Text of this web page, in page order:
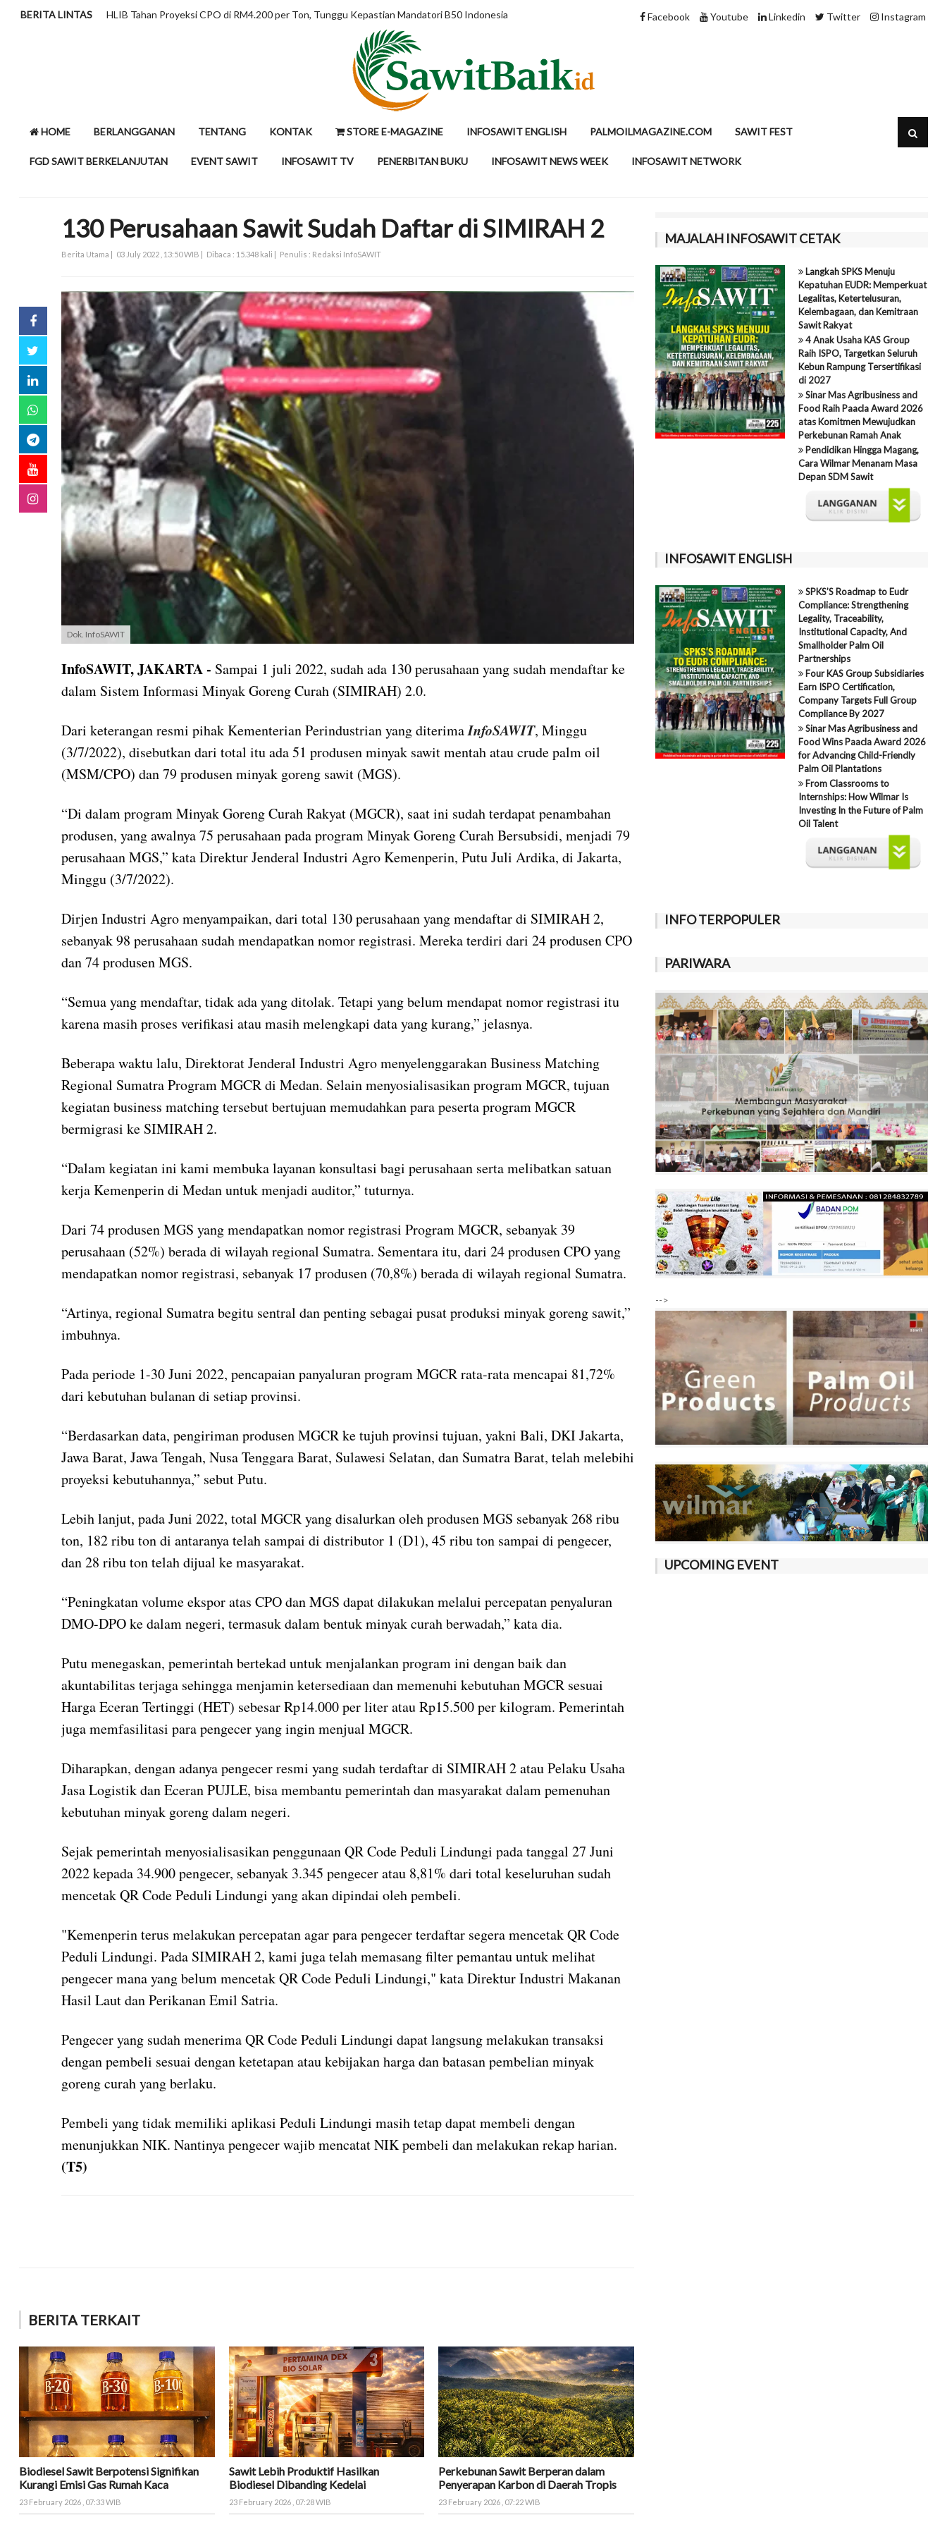
BERITA LINTAS Minyak Sawit dan Kolesterol, Meluruskan Persepsi dengan Data Speciality Fats Sawit, Rahasia di Balik Produk Pangan
Instagram
Twitter
Linkedin
Youtube
Facebook
HOME BERLANGGANAN TENTANG KONTAK STORE E-MAGAZINE INFOSAWIT ENGLISH PALMOILMAGAZINE.COM SAWIT FEST
FGD SAWIT BERKELANJUTAN EVENT SAWIT INFOSAWIT TV PENERBITAN BUKU INFOSAWIT NEWS WEEK INFOSAWIT NETWORK
130 Perusahaan Sawit Sudah Daftar di SIMIRAH 2
Berita Utama | 03 July 2022 , 13:50 WIB | Dibaca : 15.348 kali | Penulis : Redaksi InfoSAWIT
Dok. InfoSAWIT
InfoSAWIT, JAKARTA - Sampai 1 juli 2022, sudah ada 130 perusahaan yang sudah mendaftar ke
dalam Sistem Informasi Minyak Goreng Curah (SIMIRAH) 2.0.
Dari keterangan resmi pihak Kementerian Perindustrian yang diterimaInfoSAWIT, Minggu
(3/7/2022), disebutkan dari total itu ada 51 produsen minyak sawit mentah atau crude palm oil
(MSM/CPO) dan 79 produsen minyak goreng sawit (MGS).
“Di dalam program Minyak Goreng Curah Rakyat (MGCR), saat ini sudah terdapat penambahan
produsen, yang awalnya 75 perusahaan pada program Minyak Goreng Curah Bersubsidi, menjadi 79
perusahaan MGS,” kata Direktur Jenderal Industri Agro Kemenperin, Putu Juli Ardika, di Jakarta,
Minggu (3/7/2022).
Dirjen Industri Agro menyampaikan, dari total 130 perusahaan yang mendaftar di SIMIRAH 2,
sebanyak 98 perusahaan sudah mendapatkan nomor registrasi. Mereka terdiri dari 24 produsen CPO
dan 74 produsen MGS.
“Semua yang mendaftar, tidak ada yang ditolak. Tetapi yang belum mendapat nomor registrasi itu
karena masih proses verifikasi atau masih melengkapi data yang kurang,” jelasnya.
Beberapa waktu lalu, Direktorat Jenderal Industri Agro menyelenggarakan Business Matching
Regional Sumatra Program MGCR di Medan. Selain menyosialisasikan program MGCR, tujuan
kegiatan business matching tersebut bertujuan memudahkan para peserta program MGCR
bermigrasi ke SIMIRAH 2.
“Dalam kegiatan ini kami membuka layanan konsultasi bagi perusahaan serta melibatkan satuan
kerja Kemenperin di Medan untuk menjadi auditor,” tuturnya.
Dari 74 produsen MGS yang mendapatkan nomor registrasi Program MGCR, sebanyak 39
perusahaan (52%) berada di wilayah regional Sumatra. Sementara itu, dari 24 produsen CPO yang
mendapatkan nomor registrasi, sebanyak 17 produsen (70,8%) berada di wilayah regional Sumatra.
“Artinya, regional Sumatra begitu sentral dan penting sebagai pusat produksi minyak goreng sawit,”
imbuhnya.
Pada periode 1-30 Juni 2022, pencapaian panyaluran program MGCR rata-rata mencapai 81,72%
dari kebutuhan bulanan di setiap provinsi.
“Berdasarkan data, pengiriman produsen MGCR ke tujuh provinsi tujuan, yakni Bali, DKI Jakarta,
Jawa Barat, Jawa Tengah, Nusa Tenggara Barat, Sulawesi Selatan, dan Sumatra Barat, telah melebihi
proyeksi kebutuhannya,” sebut Putu.
Lebih lanjut, pada Juni 2022, total MGCR yang disalurkan oleh produsen MGS sebanyak 268 ribu
ton, 182 ribu ton di antaranya telah sampai di distributor 1 (D1), 45 ribu ton sampai di pengecer,
dan 28 ribu ton telah dijual ke masyarakat.
“Peningkatan volume ekspor atas CPO dan MGS dapat dilakukan melalui percepatan penyaluran
DMO-DPO ke dalam negeri, termasuk dalam bentuk minyak curah berwadah,” kata dia.
Putu menegaskan, pemerintah bertekad untuk menjalankan program ini dengan baik dan
akuntabilitas terjaga sehingga menjamin ketersediaan dan memenuhi kebutuhan MGCR sesuai
Harga Eceran Tertinggi (HET) sebesar Rp14.000 per liter atau Rp15.500 per kilogram. Pemerintah
juga memfasilitasi para pengecer yang ingin menjual MGCR.
Diharapkan, dengan adanya pengecer resmi yang sudah terdaftar di SIMIRAH 2 atau Pelaku Usaha
Jasa Logistik dan Eceran PUJLE, bisa membantu pemerintah dan masyarakat dalam pemenuhan
kebutuhan minyak goreng dalam negeri.
Sejak pemerintah menyosialisasikan penggunaan QR Code Peduli Lindungi pada tanggal 27 Juni
2022 kepada 34.900 pengecer, sebanyak 3.345 pengecer atau 8,81% dari total keseluruhan sudah
mencetak QR Code Peduli Lindungi yang akan dipindai oleh pembeli.
"Kemenperin terus melakukan percepatan agar para pengecer terdaftar segera mencetak QR Code
Peduli Lindungi. Pada SIMIRAH 2, kami juga telah memasang filter pemantau untuk melihat
pengecer mana yang belum mencetak QR Code Peduli Lindungi," kata Direktur Industri Makanan
Hasil Laut dan Perikanan Emil Satria.
Pengecer yang sudah menerima QR Code Peduli Lindungi dapat langsung melakukan transaksi
dengan pembeli sesuai dengan ketetapan atau kebijakan harga dan batasan pembelian minyak
goreng curah yang berlaku.
Pembeli yang tidak memiliki aplikasi Peduli Lindungi masih tetap dapat membeli dengan
menunjukkan NIK. Nantinya pengecer wajib mencatat NIK pembeli dan melakukan rekap harian.
(T5)
BERITA TERKAIT
Biodiesel Sawit Berpotensi Signifikan
Kurangi Emisi Gas Rumah Kaca
23 February 2026 , 07:33 WIB
Sawit Lebih Produktif Hasilkan
Biodiesel Dibanding Kedelai
23 February 2026 , 07:28 WIB
Perkebunan Sawit Berperan dalam
Penyerapan Karbon di Daerah Tropis
23 February 2026 , 07:22 WIB
MAJALAH INFOSAWIT CETAK
Langkah SPKS Menuju
Kepatuhan EUDR: Memperkuat
Legalitas, Ketertelusuran,
Kelembagaan, dan Kemitraan
Sawit Rakyat
4 Anak Usaha KAS Group
Raih ISPO, Targetkan Seluruh
Kebun Rampung Tersertifikasi
di 2027
Sinar Mas Agribusiness and
Food Raih Paacla Award 2026
atas Komitmen Mewujudkan
Perkebunan Ramah Anak
Pendidikan Hingga Magang,
Cara Wilmar Menanam Masa
Depan SDM Sawit
INFOSAWIT ENGLISH
SPKS’S Roadmap to Eudr
Compliance: Strengthening
Legality, Traceability,
Institutional Capacity, And
Smallholder Palm Oil
Partnerships
Four KAS Group Subsidiaries
Earn ISPO Certification,
Company Targets Full Group
Compliance By 2027
Sinar Mas Agribusiness and
Food Wins Paacla Award 2026
for Advancing Child-Friendly
Palm Oil Plantations
From Classrooms to
Internships: How Wilmar Is
Investing In the Future of Palm
Oil Talent
INFO TERPOPULER
PARIWARA
-->
UPCOMING EVENT